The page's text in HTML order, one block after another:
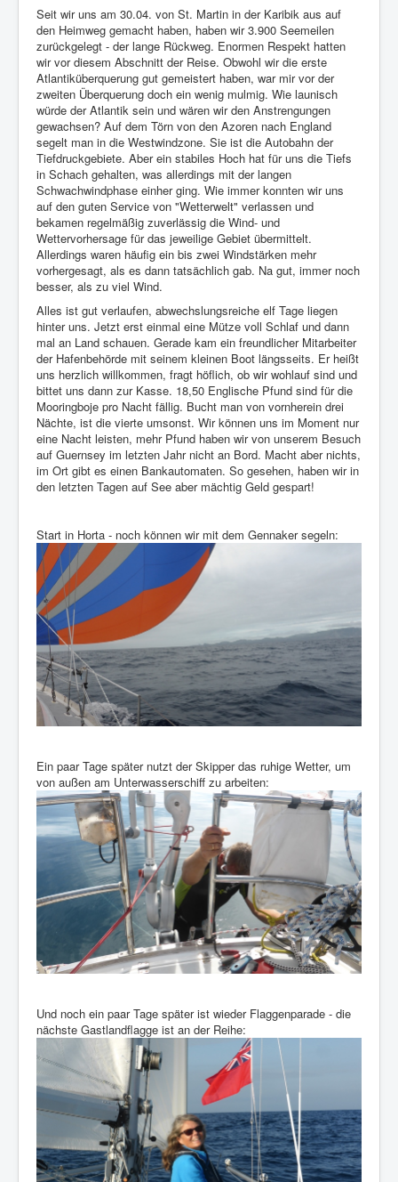
Seit wir uns am 30.04. von St. Martin in der Karibik aus auf
den Heimweg gemacht haben, haben wir 3.900 Seemeilen
zurückgelegt - der lange Rückweg. Enormen Respekt hatten
wir vor diesem Abschnitt der Reise. Obwohl wir die erste
Atlantiküberquerung gut gemeistert haben, war mir vor der
zweiten Überquerung doch ein wenig mulmig. Wie launisch
würde der Atlantik sein und wären wir den Anstrengungen
gewachsen? Auf dem Törn von den Azoren nach England
segelt man in die Westwindzone. Sie ist die Autobahn der
Tiefdruckgebiete. Aber ein stabiles Hoch hat für uns die Tiefs
in Schach gehalten, was allerdings mit der langen
Schwachwindphase einher ging. Wie immer konnten wir uns
auf den guten Service von "Wetterwelt" verlassen und
bekamen regelmäßig zuverlässig die Wind- und
Wettervorhersage für das jeweilige Gebiet übermittelt.
Allerdings waren häufig ein bis zwei Windstärken mehr
vorhergesagt, als es dann tatsächlich gab. Na gut, immer noch
besser, als zu viel Wind.
Alles ist gut verlaufen, abwechslungsreiche elf Tage liegen
hinter uns. Jetzt erst einmal eine Mütze voll Schlaf und dann
mal an Land schauen. Gerade kam ein freundlicher Mitarbeiter
der Hafenbehörde mit seinem kleinen Boot längsseits. Er heißt
uns herzlich willkommen, fragt höflich, ob wir wohlauf sind und
bittet uns dann zur Kasse. 18,50 Englische Pfund sind für die
Mooringboje pro Nacht fällig. Bucht man von vornherein drei
Nächte, ist die vierte umsonst. Wir können uns im Moment nur
eine Nacht leisten, mehr Pfund haben wir von unserem Besuch
auf Guernsey im letzten Jahr nicht an Bord. Macht aber nichts,
im Ort gibt es einen Bankautomaten. So gesehen, haben wir in
den letzten Tagen auf See aber mächtig Geld gespart!
Start in Horta - noch können wir mit dem Gennaker segeln:
Ein paar Tage später nutzt der Skipper das ruhige Wetter, um
von außen am Unterwasserschiff zu arbeiten:
Und noch ein paar Tage später ist wieder Flaggenparade - die
nächste Gastlandflagge ist an der Reihe: